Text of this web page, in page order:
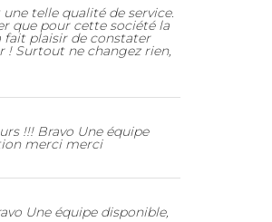
telle qualité de service.
que pour cette société la
fait plaisir de constater
! Surtout ne changez rien,
!!! Bravo Une équipe
merci merci
Une équipe disponible,